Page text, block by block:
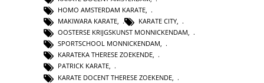
HOMO AMSTERDAM KARATE,
MAKIWARA KARATE, KARATE CITY,
OOSTERSE KRIJGSKUNST MONNICKENDAM,
SPORTSCHOOL MONNICKENDAM,
KARATEKA THERESE ZOEKENDE,
PATRICK KARATE,
KARATE DOCENT THERESE ZOEKENDE